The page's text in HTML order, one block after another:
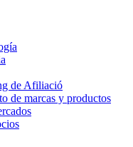
de Afiliació
de marcas y productos